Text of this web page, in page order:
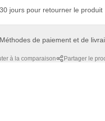
30 jours pour retourner le produit
Méthodes de paiement et de
à la comparaison Partager le